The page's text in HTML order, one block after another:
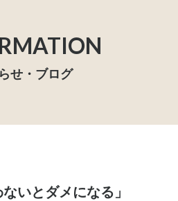
せ・ブログ
いとダメになる」